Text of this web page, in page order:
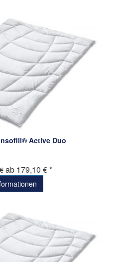
Active Duo
ab 179,10 € *